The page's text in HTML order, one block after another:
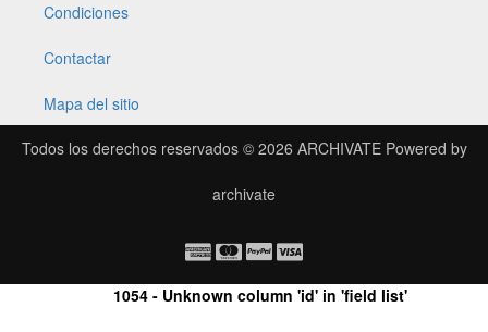
Condiciones
Contactar
Mapa del sitio
Todos los derechos reservados © 2026 ARCHIVATEPowered by
archivate
1054 - Unknown column 'id' in 'field list'